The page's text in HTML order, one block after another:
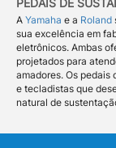
PEDAIS DE
A Yamaha e a Roland
sua excelência em
eletrônicos. Ambas
projetados para
amadores. Os pedais
e tecladistas que
natural de